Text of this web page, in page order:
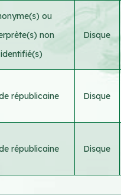
ou
non
identifié(s)
Disque
républicaine Disque
républicaine Disque